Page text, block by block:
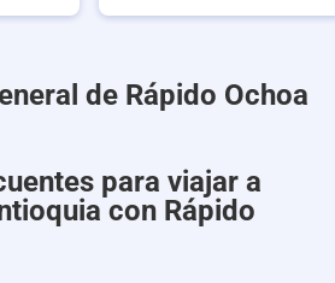
de Rápido Ochoa
para viajar a
con Rápido